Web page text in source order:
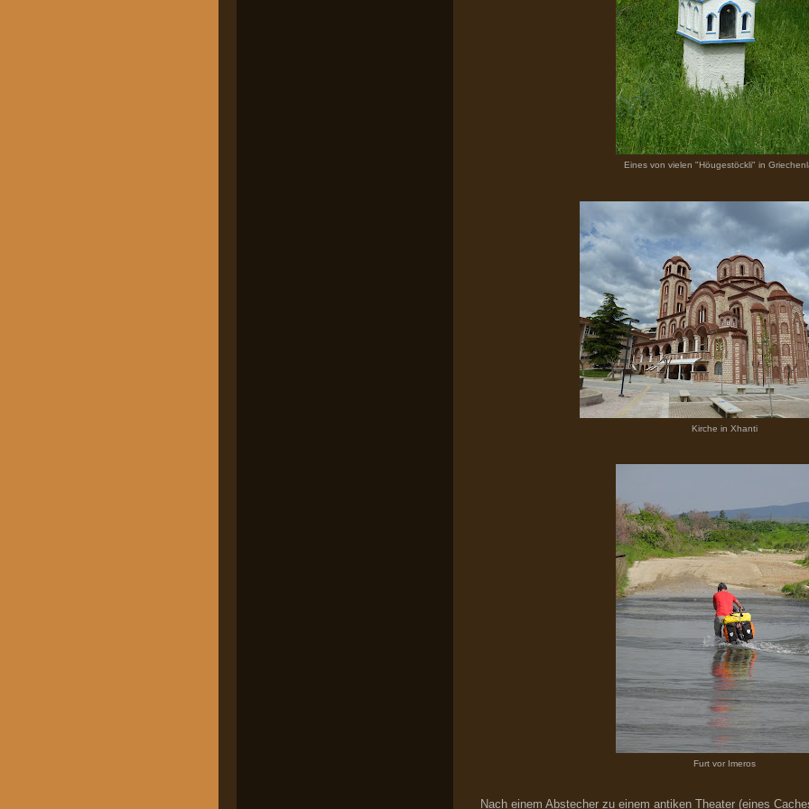
Eines von vielen "Höugestöckli" in
Kirche in Xhanti
Furt vor Imeros
Nach einem Abstecher zu einem antiken Theater (eines